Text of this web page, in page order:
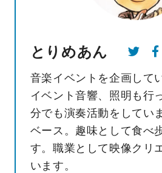
とりめあん
音楽イベントを企画して
イベント音響、照明も行
分でも演奏活動をしてい
ベース。趣味として食べ
す。職業として映像クリ
います。